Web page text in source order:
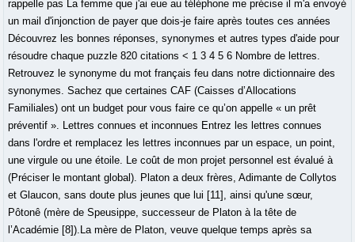
rappelle pas La femme que j'ai eue au téléphone me précise il m'a envoyé
un mail d'injonction de payer que dois-je faire après toutes ces années
Découvrez les bonnes réponses, synonymes et autres types d'aide pour
résoudre chaque puzzle 820 citations < 1 3 4 5 6 Nombre de lettres.
Retrouvez le synonyme du mot français feu dans notre dictionnaire des
synonymes. Sachez que certaines CAF (Caisses d’Allocations
Familiales) ont un budget pour vous faire ce qu’on appelle « un prêt
préventif ». Lettres connues et inconnues Entrez les lettres connues
dans l'ordre et remplacez les lettres inconnues par un espace, un point,
une virgule ou une étoile. Le coût de mon projet personnel est évalué à
(Préciser le montant global). Platon a deux frères, Adimante de Collytos
et Glaucon, sans doute plus jeunes que lui [11], ainsi qu'une sœur,
Pôtonê (mère de Speusippe, successeur de Platon à la tête de
l’Académie [8]).La mère de Platon, veuve quelque temps après sa